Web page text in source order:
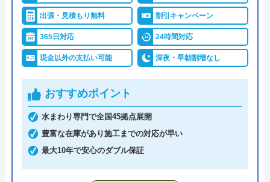
出張・見積もり無料 割引キャンペーン
365日対応 24時間対応
現金以外の支払い可能 深夜・早朝割増なし
おすすめポイント
水まわり専門で全国45拠点展開
豊富な在庫があり施工までの対応が早い
最大10年で安心のダブル保証